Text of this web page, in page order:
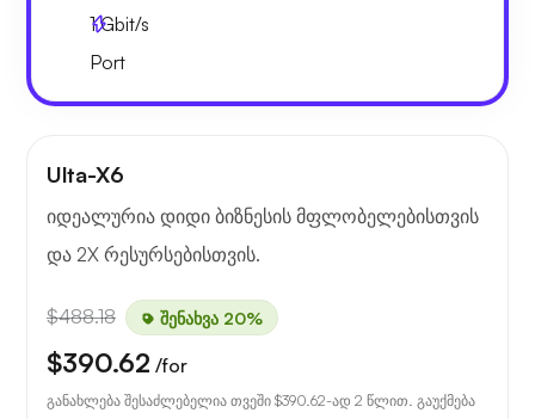
1Gbit/s
Port
Ulta-X6
იდეალურია დიდი ბიზნესის მფლობელებისთვის
და 2X რესურსებისთვის.
$488.18 შენახვა 20%
$390.62 /for
განახლება შესაძლებელია თვეში $390.62-ად 2 წლით. გაუქმება